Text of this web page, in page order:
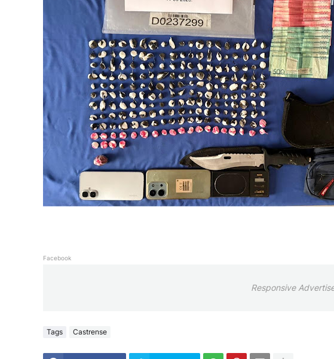
Facebook
Responsive
Tags Castrense